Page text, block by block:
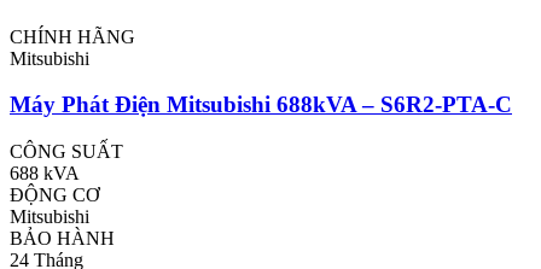
CHÍNH HÃNG
Mitsubishi
Máy Phát Điện Mitsubishi 688kVA – S6R2-PTA-C
CÔNG SUẤT
688 kVA
ĐỘNG CƠ
Mitsubishi
BẢO HÀNH
24 Tháng